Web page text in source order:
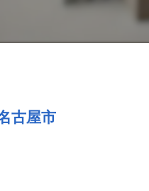
古屋市